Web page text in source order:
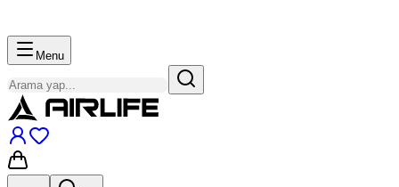
Menu